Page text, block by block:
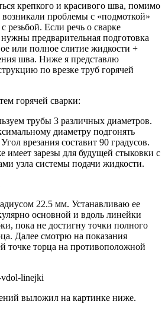
крепкого и красивого шва, помимо
возникали проблемы с «подмоткой»
резьбой. Если речь о сварке
предварительная подготовка
или полное слитие жидкости +
шва. Ниже я представлю
по врезке труб горячей
горячей сварки:
трубы 3 различных диаметров.
диаметру подгонять
врезания составит 90 градусов.
имеет зарезы для будущей стыковки с
узла системы подачи жидкости.
22.5 мм. Устанавливаю ее
основной и вдоль линейки
пока не достигну точки полного
Далее смотрю на показания
точке торца на противоположной
выложил на картинке ниже.